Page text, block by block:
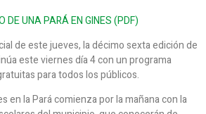
DE UNA PARÁ EN GINES (PDF)
de este jueves, la décimo sexta edición de
este viernes día 4 con un programa
para todos los públicos.
en la Pará comienza por la mañana con la